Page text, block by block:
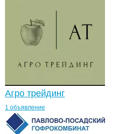
Агро трейдинг
1 объявление